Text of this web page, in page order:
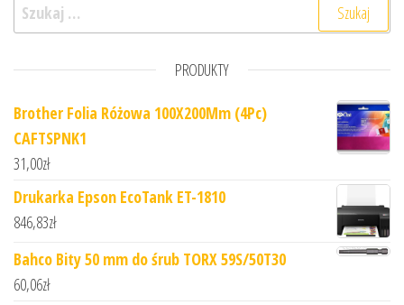
PRODUKTY
Brother Folia Różowa 100X200Mm (4Pc)
CAFTSPNK1
31,00zł
Drukarka Epson EcoTank ET-1810
846,83zł
Bahco Bity 50 mm do śrub TORX 59S/50T30
60,06zł